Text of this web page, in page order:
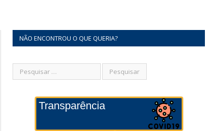
NÃO ENCONTROU O QUE QUERIA?
Transparência